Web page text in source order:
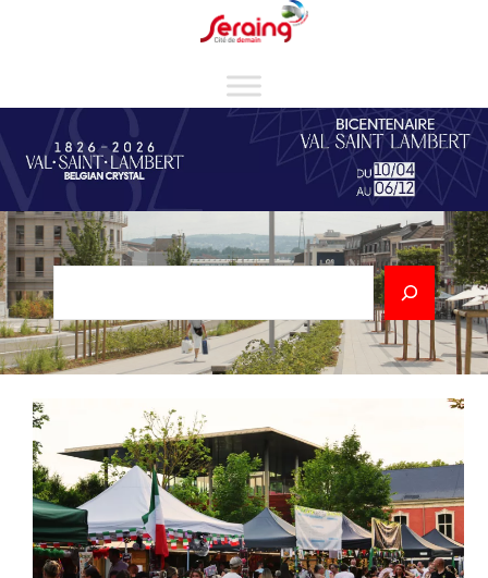
Rechercher
Cookies management panel